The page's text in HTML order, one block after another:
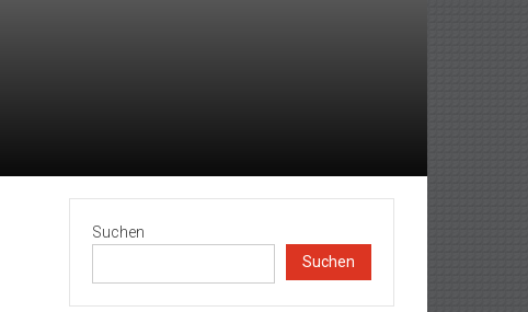
Suchen
Suchen